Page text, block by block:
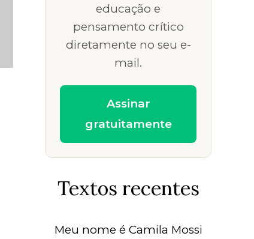
educação e
pensamento crítico
diretamente no seu e-
mail.
Assinar
gratuitamente
Textos recentes
Meu nome é Camila Mossi